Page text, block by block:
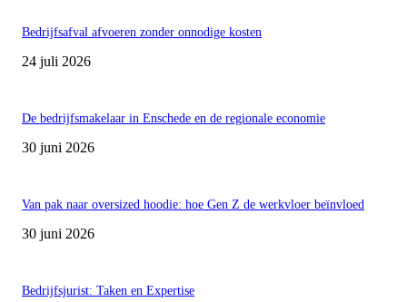
Bedrijfsafval afvoeren zonder onnodige kosten
24 juli 2026
De bedrijfsmakelaar in Enschede en de regionale economie
30 juni 2026
Van pak naar oversized hoodie: hoe Gen Z de werkvloer beïnvloed
30 juni 2026
Bedrijfsjurist: Taken en Expertise